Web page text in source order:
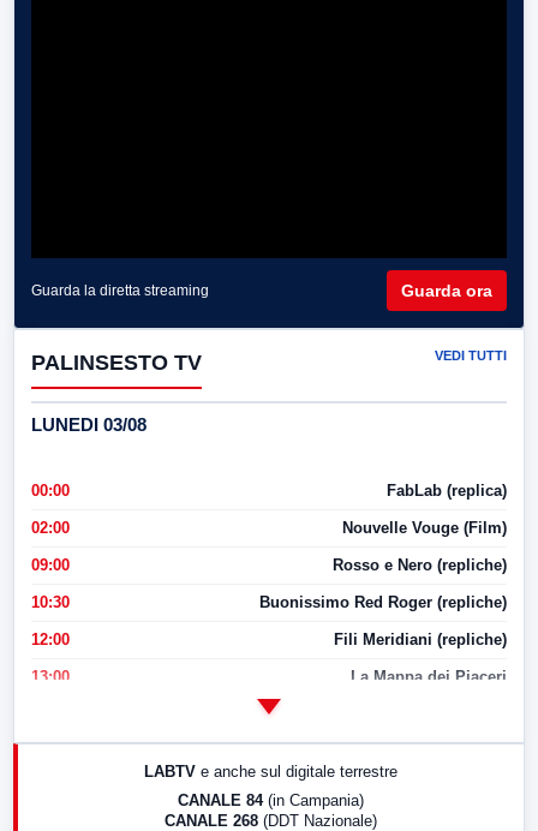
Guarda la diretta streaming Guarda ora
PALINSESTO TV VEDI TUTTI
LUNEDI 03/08
00:00 FabLab (replica)
02:00 Nouvelle Vouge (Film)
09:00 Rosso e Nero (repliche)
10:30 Buonissimo Red Roger (repliche)
12:00 Fili Meridiani (repliche)
13:00 La Mappa dei Piaceri
17:00 LabNews (replica)
LABTV e anche sul digitale terrestre
CANALE 84 (in Campania)
CANALE 268 (DDT Nazionale)